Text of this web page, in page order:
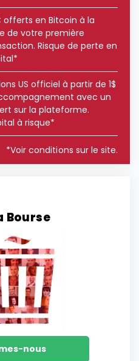
offerts en Bitcoin à la
de votre première
Risque de perte en
US officiel à partir de 1$
avec un
sur la plateforme.
à risque*
*Voir conditions sur le site.
Bourse
nous